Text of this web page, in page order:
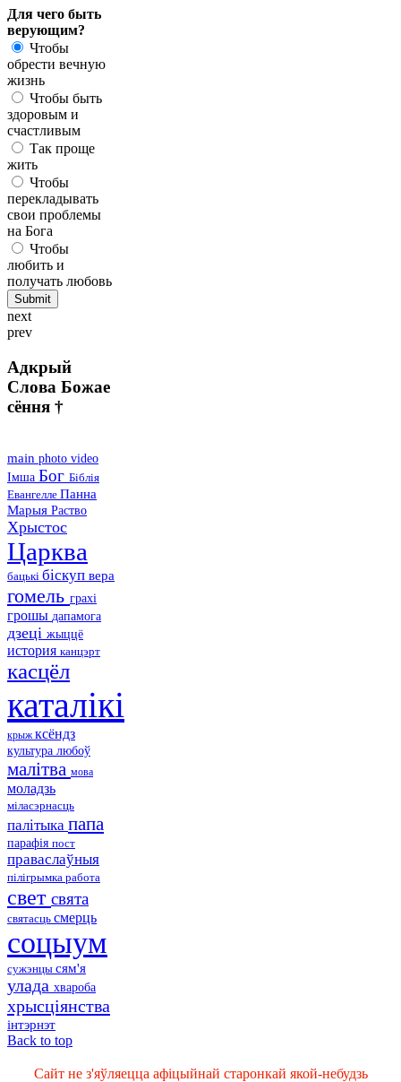
Для чего быть
верующим?
Чтобы
обрести вечную
жизнь
Чтобы быть
здоровым и
счастливым
Так проще
жить
Чтобы
перекладывать
свои проблемы
на Бога
Чтобы
любить и
получать любовь
next
prev
Адкрый
Слова Божае
сёння †
main photo video
Імша Бог Біблія
Евангелле Панна
Марыя Раство
Хрыстос
Царква
бацькі біскуп вера
гомель грахі
грошы дапамога
дзеці жыццё
история канцэрт
касцёл
каталікі
крыжксёндз
культура любоў
малітва мова
моладзь
міласэрнасць
палітыка папа
парафія пост
праваслаўныя
пілігрымка работа
свет свята
святасць смерць
соцыум
сужэнцы сям'я
улада хвароба
хрысціянства
інтэрнэт
Back to top
Сайт не з'яўляецца афіцыйнай старонкай якой-небудзь